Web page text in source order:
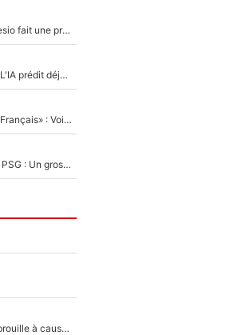
«Très, très agréablement surpris» : Bruno Genesio fait une promesse pour la suite du mercato de l’OM et rassure les supporters
PSG : Deux gros transferts bouclés en 2027 ? L'IA prédit déjà les deux joueurs qui pourraient rejoindre Luis Enrique !
«C'est un beau salaire par rapport à 90 % des Français» : Voilà combien touchait Nelson Monfort sur France Télévisions avant de rejoindre CNews
Ferran Torres a pris sa décision concernant le PSG : Un gros club étranger prêt à relancer le feuilleton pour la signature du champion du monde 2026 !
«Détester à vie», Stéphane Guy dans une embrouille à cause du PSG !